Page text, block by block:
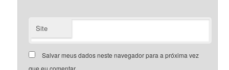
Site
Salvar meus dados neste navegador para a próxima vez
que eu comentar.